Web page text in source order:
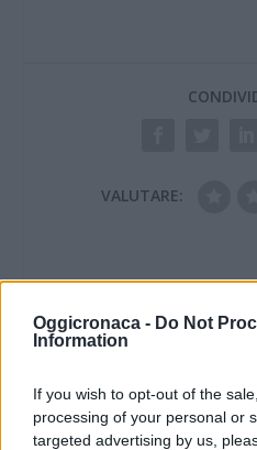
Oggicronaca - Do Not
Information
If you wish to opt-out of the
processing of your personal or
targeted advertising by us,
VALUTARE: